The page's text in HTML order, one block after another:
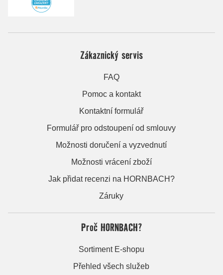
Zákaznický servis
FAQ
Pomoc a kontakt
Kontaktní formulář
Formulář pro odstoupení od smlouvy
Možnosti doručení a vyzvednutí
Možnosti vrácení zboží
Jak přidat recenzi na HORNBACH?
Záruky
Proč HORNBACH?
Sortiment E-shopu
Přehled všech služeb